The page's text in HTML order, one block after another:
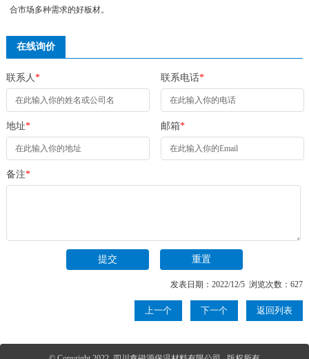
合市场多种需求的好板材。
在线询价
联系人 * 联系电话*
地址* 邮箱*
备注*
发表日期：2022/12/5 浏览次数：627
上一个 下一个 返回列表